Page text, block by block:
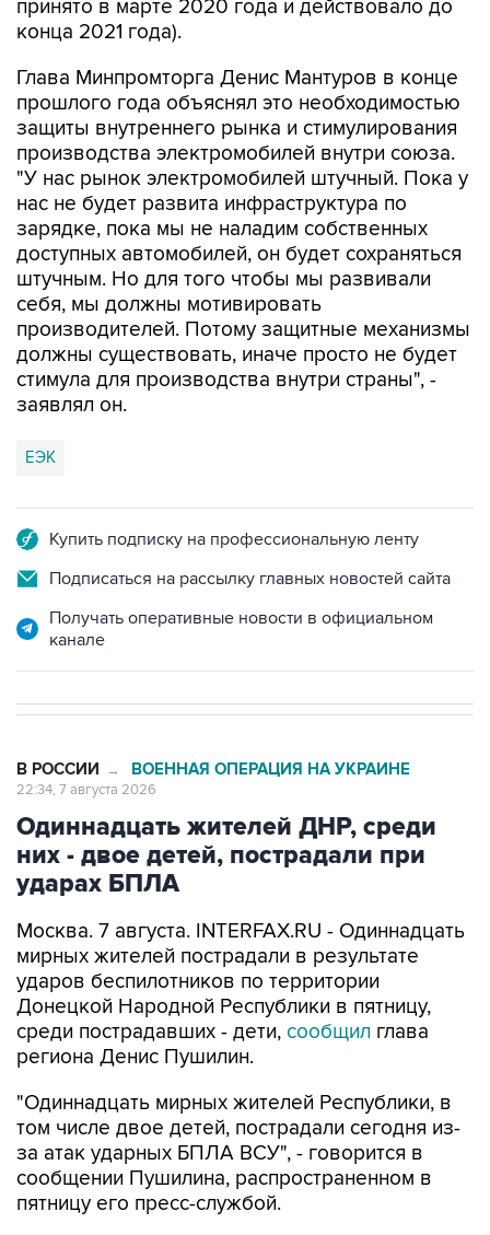
Глава Минпромторга Денис Мантуров в конце
защиты внутреннего рынка и стимулирования
производства электромобилей внутри союза.
"У нас рынок электромобилей штучный. Пока у
нас не будет развита инфраструктура по
зарядке, пока мы не наладим собственных
доступных автомобилей, он будет сохраняться
штучным. Но для того чтобы мы развивали
себя, мы должны мотивировать
производителей. Потому защитные механизмы
должны существовать, иначе просто не будет
стимула для производства внутри страны", -
заявлял он.
ЕЭК
Подписаться на рассылку главных новостей сайта
Получать оперативные новости в официальном
Одиннадцать жителей ДНР, среди
них - двое детей, пострадали при
ударах БПЛА
Москва. 7 августа. INTERFAX.RU - Одиннадцать
ударов беспилотников по территории
Донецкой Народной Республики в пятницу,
среди пострадавших - дети,сообщилглава
региона Денис Пушилин.
"Одиннадцать мирных жителей Республики, в
за атак ударных БПЛА ВСУ", - говорится в
сообщении Пушилина, распространенном в
пятницу его пресс-службой.
Он уточнил, что в результате этих атак также